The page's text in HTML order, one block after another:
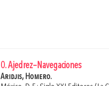
0. Ajedrez–Navegaciones
Aridjis, Homero.